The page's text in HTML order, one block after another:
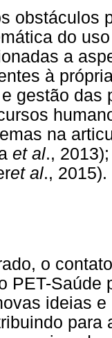
obstáculos
do
a
à
gestão
na
et al.,
et al., 2015).
o
PET-Saúde
ideias
para